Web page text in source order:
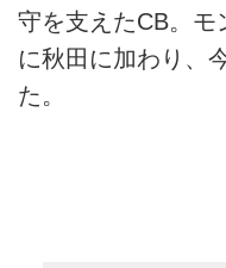
守を支えたCB。モ
に秋田に加わり、
た。